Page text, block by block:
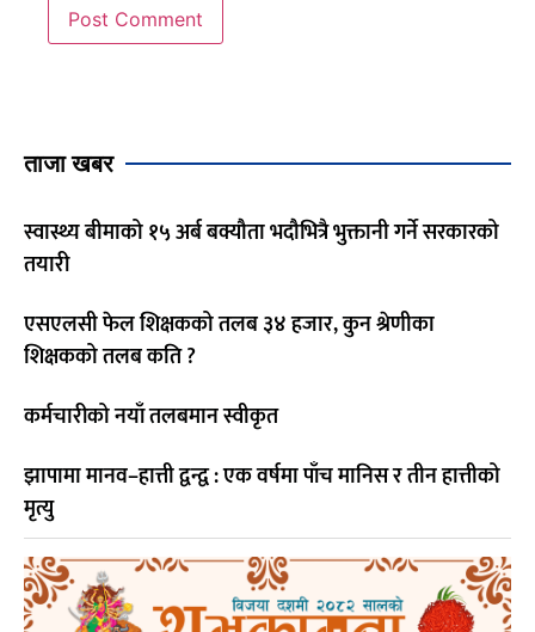
ताजा खबर
स्वास्थ्य बीमाको १५ अर्ब बक्यौता भदौभित्रै भुक्तानी गर्ने सरकारको
तयारी
एसएलसी फेल शिक्षकको तलब ३४ हजार, कुन श्रेणीका
शिक्षकको तलब कति ?
कर्मचारीको नयाँ तलबमान स्वीकृत
झापामा मानव–हात्ती द्वन्द्व : एक वर्षमा पाँच मानिस र तीन हात्तीको
मृत्यु